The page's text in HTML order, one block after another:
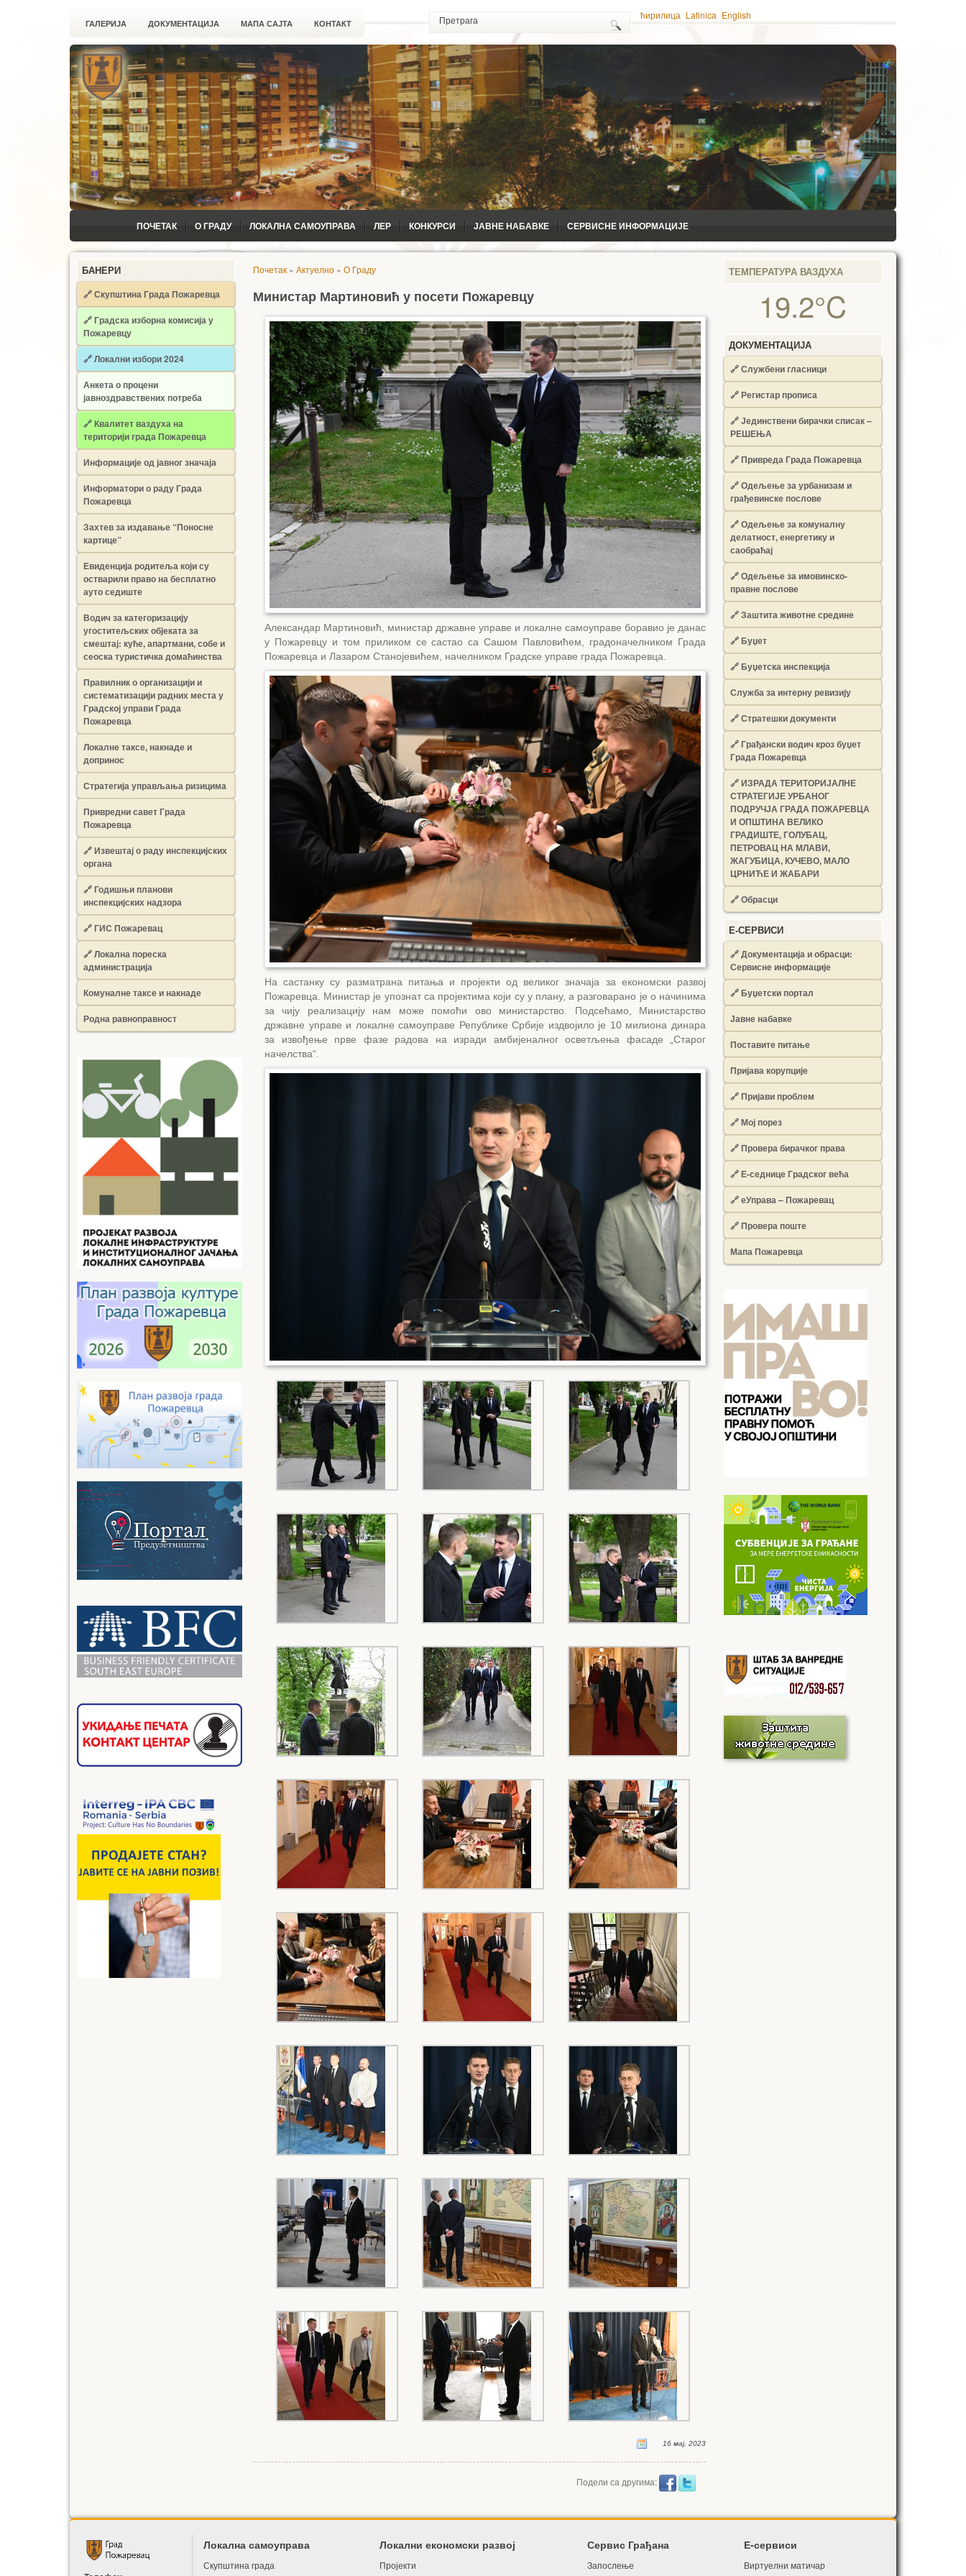
ГАЛЕРИЈА ДОКУМЕНТАЦИЈА МАПА САЈТА КОНТАКТ
ћирилица Latinica English
ПОЧЕТАК О ГРАДУ ЛОКАЛНА САМОУПРАВА ЛЕР КОНКУРСИ ЈАВНЕ НАБАВКЕ СЕРВИСНЕ ИНФОРМАЦИЈЕ
БАНЕРИ
🔗 Скупштина Града Пожаревца
🔗Градска изборна комисија у
Пожаревцу
🔗 Локални избори 2024
Анкета о процени
јавноздравствених потреба
🔗 Квалитет ваздуха на
територији града Пожаревца
Информације од јавног значаја
Информатори о раду Града
Пожаревца
Захтев за издавање “Поносне
картице”
Евиденција родитеља који су
остварили право на бесплатно
ауто седиште
Водич за категоризацију
угоститељских објеката за
смештај: куће, апартмани, собе и
сеоска туристичка домаћинства
Правилник о организацији и
систематизацији радних места у
Градској управи Града
Пожаревца
Локалне таксе, накнаде и
допринос
Стратегија управљања ризицима
Привредни савет Града
Пожаревца
🔗Извештај о раду инспекцијских
органа
🔗Годишњи планови
инспекцијских надзора
🔗 ГИС Пожаревац
🔗 Локална пореска
администрација
Комуналне таксе и накнаде
Родна равноправност
Почетак » Актуелно » О Граду
Министар Мартиновић у посети Пожаревцу
Александар Мартиновић, министар државне управе и локалне самоуправе боравио је данас
у Пожаревцу и том приликом се састао са Сашом Павловићем, градоначелником Града
Пожаревца и Лазаром Станојевићем, начелником Градске управе града Пожаревца.
На састанку су разматрана питања и пројекти од великог значаја за економски развој
Пожаревцa. Министар је упознат са пројектима који су у плану, а разговарано је о начинима
за чију реализацију нам може помоћи ово министарство. Подсећамо, Министарство
државне управе и локалне самоуправе Републике Србије издвојило је 10 милиона динара
за извођење прве фазе радова на изради амбијеналног осветљења фасаде „Старог
начелства“.
16 мај, 2023
Подели са другима:
ТЕМПЕРАТУРА ВАЗДУХА
19.2°C
ДОКУМЕНТАЦИЈА
🔗Службени гласници
🔗Регистар прописа
🔗Јединствени бирачки списак –
РЕШЕЊА
🔗Привреда Града Пожаревца
🔗Одељење за урбанизам и
грађевинске послове
🔗Одељење за комуналну
делатност, енергетику и
саобраћај
🔗Одељење за имовинско-
правне послове
🔗Заштита животне средине
🔗Буџет
🔗Буџетска инспекција
Служба за интерну ревизију
🔗Стратешки документи
🔗Грађански водич кроз буџет
Града Пожаревца
🔗ИЗРАДА ТЕРИТОРИЈАЛНЕ
СТРАТЕГИЈЕ УРБАНОГ
ПОДРУЧЈА ГРАДА ПОЖАРЕВЦА
И ОПШТИНА ВЕЛИКО
ГРАДИШТЕ, ГОЛУБАЦ,
ПЕТРОВАЦ НА МЛАВИ,
ЖАГУБИЦА, КУЧЕВО, МАЛО
ЦРНИЋЕ И ЖАБАРИ
🔗Обрасци
Е-СЕРВИСИ
🔗 Документација и обрасци:
Сервисне информације
🔗 Буџетски портал
Јавне набавке
Поставите питање
Пријава корупције
🔗 Пријави проблем
🔗 Мој порез
🔗 Провера бирачког права
🔗 Е-седнице Градског већа
🔗 еУправа – Пожаревац
🔗 Провера поште
Мапа Пожаревца
Локална самоуправа
Скупштина града
Локални економски развој
Пројекти
Сервис Грађана
Запослење
Е-сервиси
Виртуелни матичар